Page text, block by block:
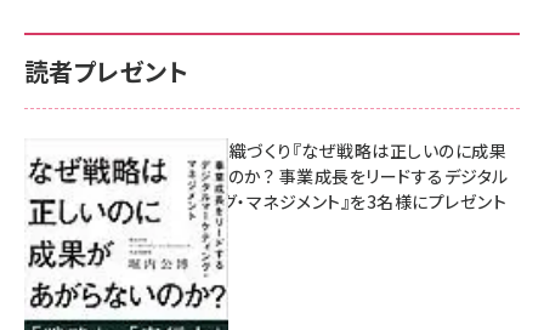
読者プレゼント
成果を生む組織づくり『なぜ戦略は正しいのに成果
があがらないのか？ 事業成長をリードするデジタル
マーケティング・マネジメント』を3名様にプレゼント
8月7日 10:00